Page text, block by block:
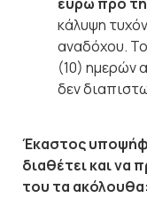
κάλυψη
αναδόχου.
(10) ημερών
δεν
Έκαστος
διαθέτει και να
του τα ακόλουθα: